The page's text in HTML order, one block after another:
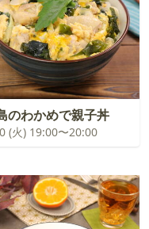
のわかめで親子丼
(火) 19:00〜20:00